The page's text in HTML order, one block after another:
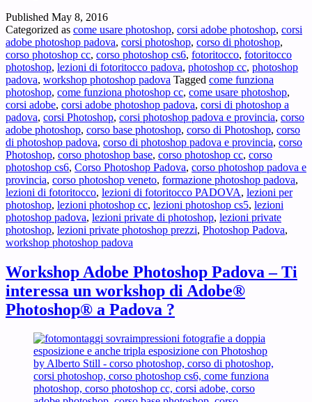
corso
base
–
Ti
interessa
Photoshop®
Padova
corso
base
?
Published May 8, 2016
Categorized as come usare photoshop, corsi adobe photoshop, corsi
adobe photoshop padova, corsi photoshop, corso di photoshop,
corso photoshop cc, corso photoshop cs6, fotoritocco, fotoritocco
photoshop, lezioni di fotoritocco padova, photoshop cc, photoshop
padova, workshop photoshop padova Tagged come funziona
photoshop, come funziona photoshop cc, come usare photoshop,
corsi adobe, corsi adobe photoshop padova, corsi di photoshop a
padova, corsi Photoshop, corsi photoshop padova e provincia, corso
adobe photoshop, corso base photoshop, corso di Photoshop, corso
di photoshop padova, corso di photoshop padova e provincia, corso
Photoshop, corso photoshop base, corso photoshop cc, corso
photoshop cs6, Corso Photoshop Padova, corso photoshop padova e
provincia, corso photoshop veneto, formazione photoshop padova,
lezioni di fotoritocco, lezioni di fotoritocco PADOVA, lezioni per
photoshop, lezioni photoshop cc, lezioni photoshop cs5, lezioni
photoshop padova, lezioni private di photoshop, lezioni private
photoshop, lezioni private photoshop prezzi, Photoshop Padova,
workshop photoshop padova
Workshop Adobe Photoshop Padova – Ti
interessa un workshop di Adobe®
Photoshop® a Padova ?